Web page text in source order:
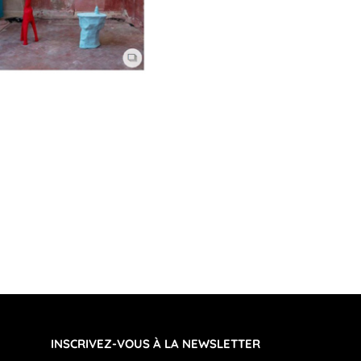
INSCRIVEZ-VOUS À LA NEWSLETTER